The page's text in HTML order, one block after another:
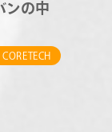
ンの中